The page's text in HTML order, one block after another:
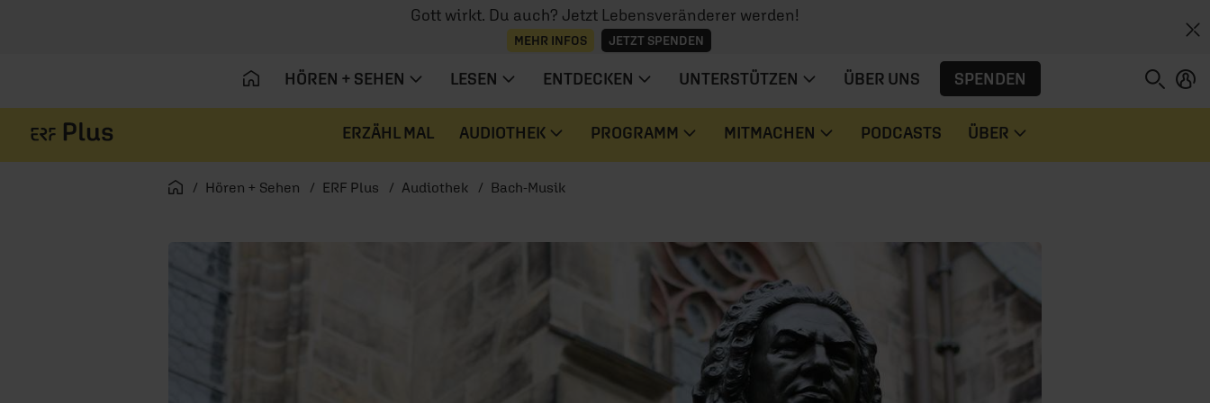
Gott wirkt. Du auch? Jetzt Lebensveränderer werden!
MEHR INFOS JETZT SPENDEN
HÖREN + SEHEN LESEN ENTDECKEN UNTERSTÜTZEN ÜBER UNS SPENDEN
ERZÄHL MAL AUDIOTHEK PROGRAMM MITMACHEN PODCASTS ÜBER
Startseite
Hören + Sehen ERF Plus Audiothek Bach-Musik